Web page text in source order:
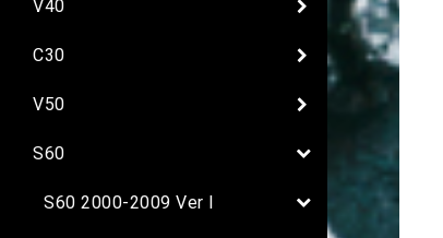
V40
C30
V50
S60
S60 2000-2009 Ver I